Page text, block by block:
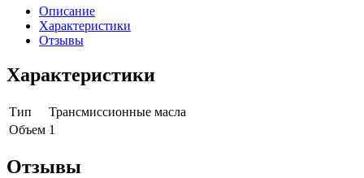
Описание
Характеристики
Отзывы
Характеристики
Тип
Трансмиссионные масла
Объем 1
Отзывы